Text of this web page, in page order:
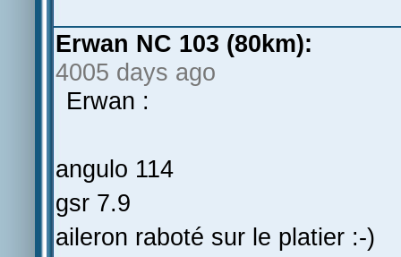
Erwan NC 103 (80km):
4005 days ago
Erwan :
angulo 114
gsr 7.9
aileron raboté sur le platier :-)